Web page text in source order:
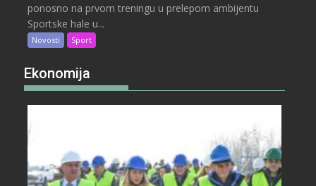
ponosno na prvom treningu u prelepom ambijentu
Sportske hale u...
Novosti Sport
Ekonomija